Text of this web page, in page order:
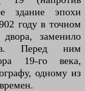
здание эпохи
году в точном
заменило
Перед ним
19-го века,
одному из